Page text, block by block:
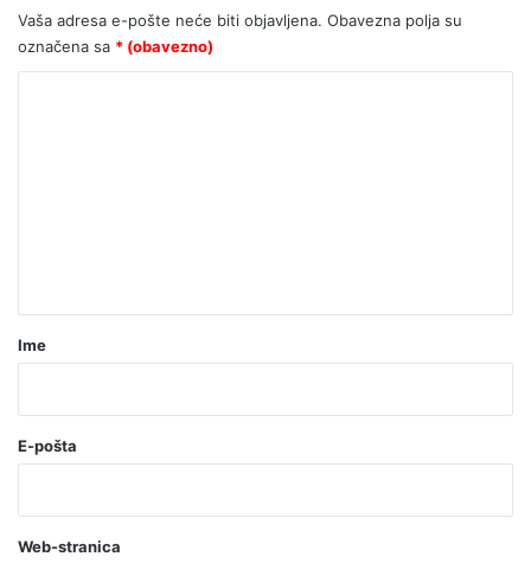
Vaša adresa e-pošte neće biti objavljena. Obavezna polja su
označena sa * (obavezno)
r
o
a
v
Ime
E-pošta
Web-stranica